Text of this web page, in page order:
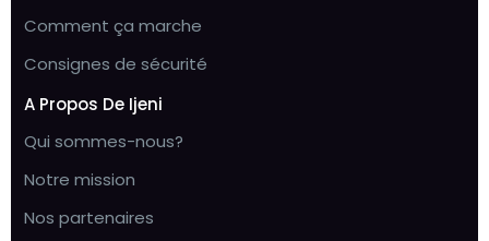
Comment ça marche
Consignes de sécurité
A Propos De Ijeni
Qui sommes-nous?
Notre mission
Nos partenaires